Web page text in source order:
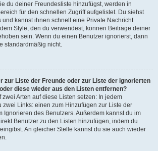
du deiner Freundesliste hinzufügst, werden in
für den schnellen Zugriff aufgelistet. Du siehst
und kannst ihnen schnell eine Private Nachricht
Style, den du verwendest, können Beiträge deiner
sein. Wenn du einen Benutzer ignorierst, dann
standardmäßig nicht.
zur Liste der Freunde oder zur Liste der ignorierten
diese wieder aus den Listen entfernen?
zwei Arten auf diese Listen setzen: In jedem
zwei Links: einen zum Hinzufügen zur Liste der
Ignorieren des Benutzers. Außerdem kannst du im
Benutzer zu den Listen hinzufügen, indem du
An gleicher Stelle kannst du sie auch wieder